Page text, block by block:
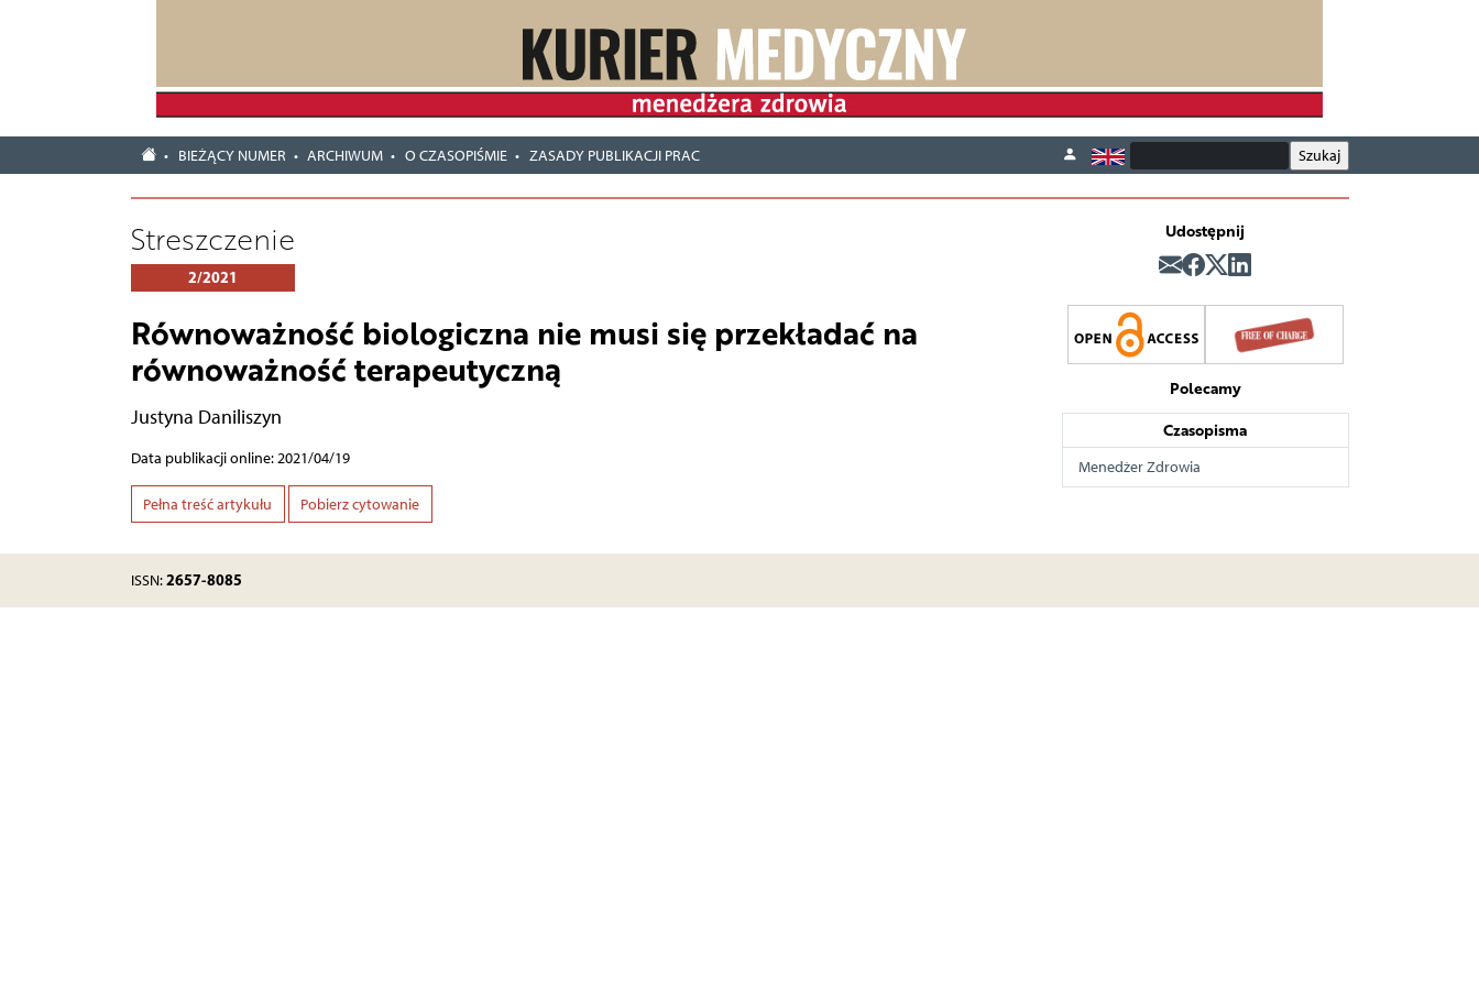
BIEŻĄCY NUMER ARCHIWUM O CZASOPIŚMIE ZASADY PUBLIKACJI PRAC
Streszczenie
2/2021
Równoważność biologiczna nie musi się przekładać na
równoważność terapeutyczną
Justyna Daniliszyn
Data publikacji online: 2021/04/19
Pełna treść artykułu Pobierz cytowanie
Udostępnij
Polecamy
Czasopisma
Menedżer Zdrowia
ISSN:2657-8085